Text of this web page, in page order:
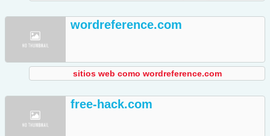
wordreference.com
sitios web como wordreference.com
free-hack.com